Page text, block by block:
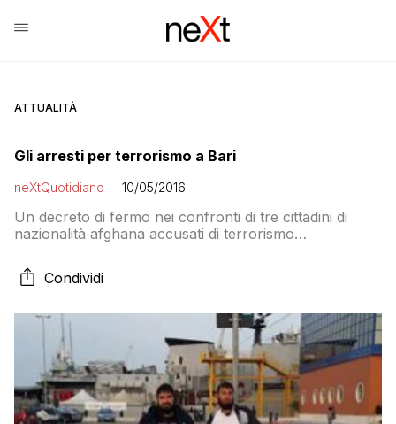
ATTUALITÀ
Gli arresti per terrorismo a Bari
neXtQuotidiano 10/05/2016
Un decreto di fermo nei confronti di tre cittadini di
nazionalità afghana accusati di terrorismo
Nucleo Investigativo e del Ros. Secondo le indagini
coordinate dalla Dda i fermati progettavano attentati in
Condividi